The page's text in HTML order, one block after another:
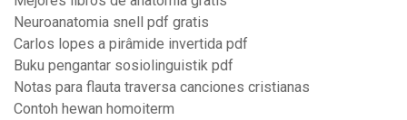
Neuroanatomia snell pdf gratis
Carlos lopes a pirâmide invertida pdf
Buku pengantar sosiolinguistik pdf
Notas para flauta traversa canciones cristianas
Contoh hewan homoiterm